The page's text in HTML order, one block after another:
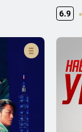
6.9